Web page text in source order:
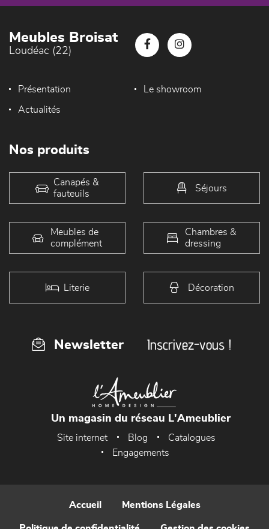
Meubles Broisat
Loudéac (22)
Présentation Le showroom
Actualités
Nos produits
Canapés &
fauteuils
Séjours
Meubles de
complément
Chambres &
dressing
Literie Décoration
Newsletter Inscrivez-vous !
Un magasin du réseau L'Ameublier
Site internet Blog
Catalogues
Engagements
Accueil Mentions Légales